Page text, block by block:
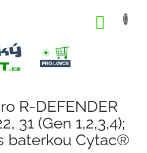
R-DEFENDER
31 (Gen 1,2,3,4);
baterkou Cytac®